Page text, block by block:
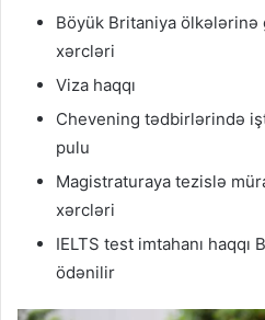
Böyük Britaniya
xərcləri
Viza haqqı
Chevening tədbirlərində
pulu
Magistraturaya tezislə
xərcləri
IELTS test imtahanı
ödənilir